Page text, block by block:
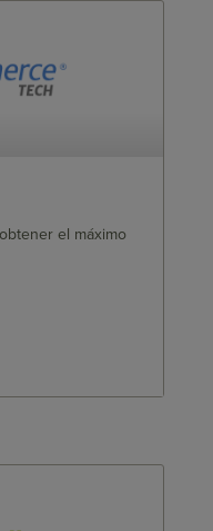
el máximo